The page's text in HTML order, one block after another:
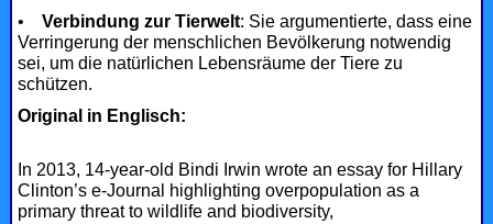
•
Verbindung zur Tierwelt: Sie argumentierte, dass eine
Verringerung der menschlichen Bevölkerung notwendig
sei, um die natürlichen Lebensräume der Tiere zu
schützen.
Original in Englisch:
In 2013, 14-year-old Bindi Irwin wrote an essay for Hillary
Clinton’s e-Journal highlighting overpopulation as a
primary threat to wildlife and biodiversity,